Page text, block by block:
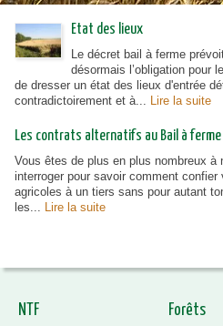
Etat des lieux
Le décret bail à ferme
désormais l’obligation pour
de dresser un état des lieux d'entrée
contradictoirement et à... Lire la suite
Les contrats alternatifs au Bail à ferme
Vous êtes de plus en plus nombreux à
interroger pour savoir comment confier
agricoles à un tiers sans pour autant
les... Lire la suite
NTF Forêts